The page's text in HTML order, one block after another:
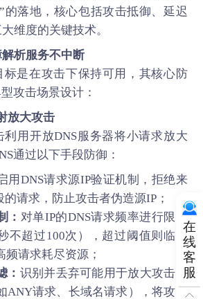
的落地，核心包括攻击抵御、延迟
维度的关键技术。
析服务不中断
标是在攻击下保持可用，其核心防
攻击场景设计：
放大攻击
利用开放DNS服务器将小请求放大
通过以下手段防御：
用DNS请求源IP验证机制，拒绝来
的请求，防止攻击者伪造源IP；
： 对单IP的DNS请求频率进行限制
不超过100次），超过阈值则临时
频请求耗尽资源；
： 识别并丢弃可能用于放大攻击的
ANY请求、长域名请求），将攻击
在
线
客
服